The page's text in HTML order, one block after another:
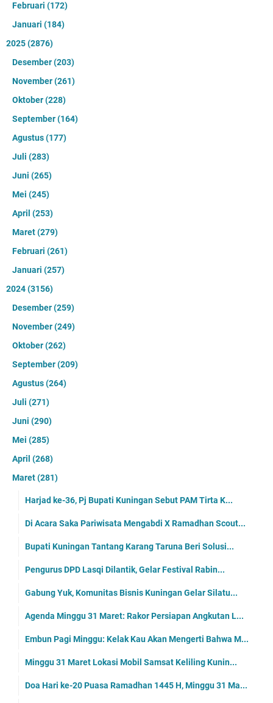
Februari (172)
Januari (184)
2025(2876)
Desember(203)
November(261)
Oktober(228)
September(164)
Agustus(177)
Juli (283)
Juni (265)
Mei (245)
April (253)
Maret(279)
Februari (261)
Januari (257)
2024(3156)
Desember(259)
November(249)
Oktober(262)
September(209)
Agustus(264)
Juli (271)
Juni (290)
Mei (285)
April (268)
Maret(281)
Harjad ke-36, Pj Bupati Kuningan Sebut PAM Tirta K...
Di Acara Saka Pariwisata Mengabdi X Ramadhan Scout...
Bupati Kuningan Tantang Karang Taruna Beri Solusi...
Pengurus DPD Lasqi Dilantik, Gelar Festival Rabin...
Gabung Yuk, Komunitas Bisnis Kuningan Gelar Silatu...
Agenda Minggu 31 Maret: Rakor Persiapan Angkutan L...
Embun Pagi Minggu: Kelak Kau Akan Mengerti Bahwa M...
Minggu 31 Maret Lokasi Mobil Samsat Keliling Kunin...
Doa Hari ke-20 Puasa Ramadhan 1445 H, Minggu 31 Ma...